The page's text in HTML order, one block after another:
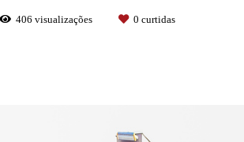
406 visualizações 0 curtidas